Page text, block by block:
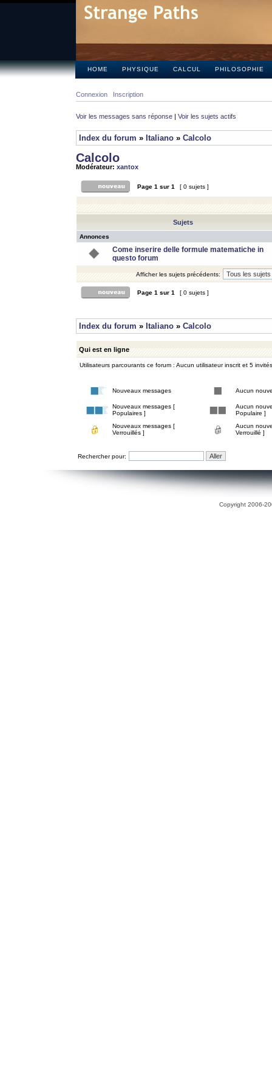
HOME PHYSIQUE CALCUL PHILOSOPHIE
Connexion Inscription
Voir les messages sans réponse | Voir les sujets actifs
Index du forum » Italiano » Calcolo
Calcolo
Modérateur: xantox
Page 1 sur 1 [ 0 sujets ]
Sujets
Annonces
Come inserire delle formule matematiche in
questo forum
Afficher les sujets précédents:
Page 1 sur 1 [ 0 sujets ]
Index du forum » Italiano » Calcolo
Qui est en ligne
Utilisateurs parcourants ce forum : Aucun utilisateur inscrit et 5 invités
Nouveaux messages Aucun
Nouveaux messages [
Populaires ]
Aucun
Populaire ]
Nouveaux messages [
Verrouillés ]
Aucun
Verrouillé ]
Rechercher pour:
Copyright 2006-